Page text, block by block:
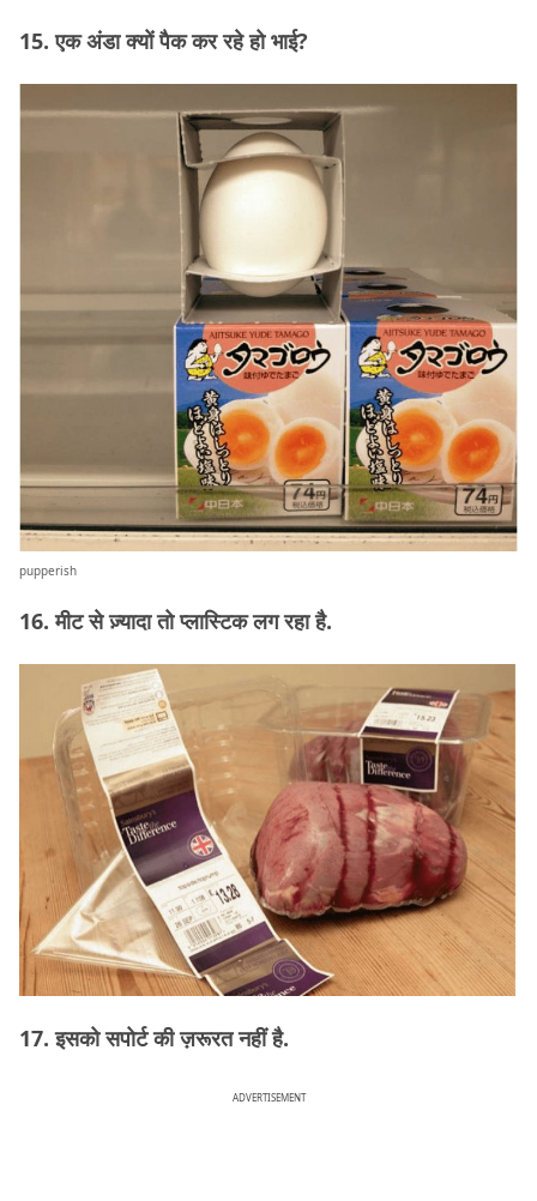
15. एक अंडा क्यों पैक कर रहे हो भाई?
pupperish
16. मीट से ज़्यादा तो प्लास्टिक लग रहा है.
17. इसको सपोर्ट की ज़रूरत नहीं है.
ADVERTISEMENT